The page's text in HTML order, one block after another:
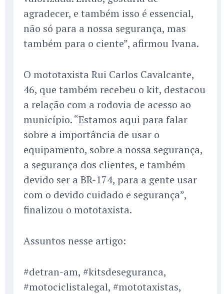
agradecer, e também isso é essencial,
não só para a nossa segurança, mas
também para o ciente”, afirmou Ivana.
O mototaxista Rui Carlos Cavalcante,
46, que também recebeu o kit, destacou
a relação com a rodovia de acesso ao
município. “Estamos aqui para falar
sobre a importância de usar o
equipamento, sobre a nossa segurança,
a segurança dos clientes, e também
devido ser a BR-174, para a gente usar
com o devido cuidado e segurança”,
finalizou o mototaxista.
Assuntos nesse artigo:
#detran-am, #kitsdeseguranca,
#motociclistalegal, #mototaxistas,